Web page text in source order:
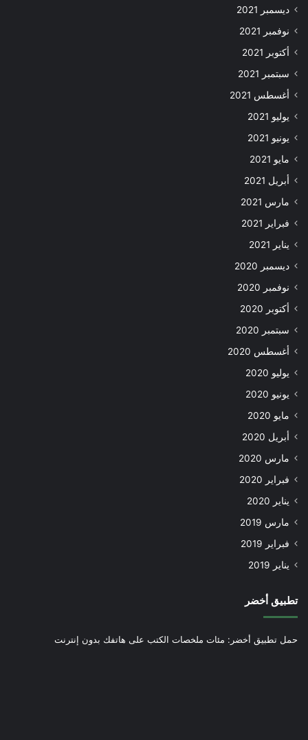
ديسمبر 2021
نوفمبر 2021
أكتوبر 2021
سبتمبر 2021
أغسطس 2021
يوليو 2021
يونيو 2021
مايو 2021
أبريل 2021
مارس 2021
فبراير 2021
يناير 2021
ديسمبر 2020
نوفمبر 2020
أكتوبر 2020
سبتمبر 2020
أغسطس 2020
يوليو 2020
يونيو 2020
مايو 2020
أبريل 2020
مارس 2020
فبراير 2020
يناير 2020
مارس 2019
فبراير 2019
يناير 2019
تطبيق أخضر
حمل تطبيق أخضر: مئات ملخصات الكتب على هاتفك بدون إنترنت